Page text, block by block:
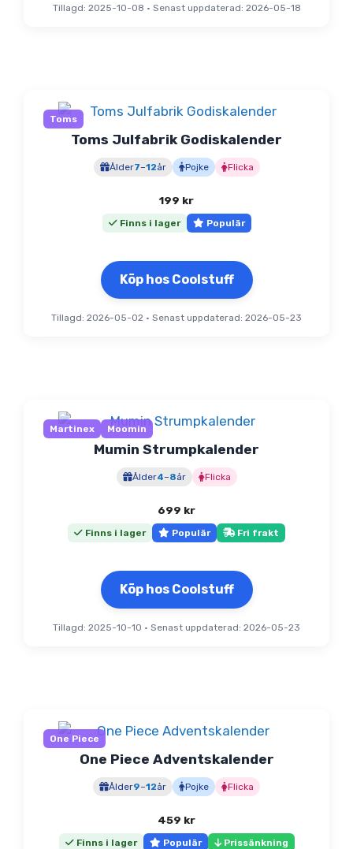
Tillagd: 2025-10-08 • Senast uppdaterad: 2026-05-18
Toms
Toms Julfabrik Godiskalender
Ålder7–12år Pojke Flicka
199 kr
Finns i lager Populär
Köp hos Coolstuff
Tillagd: 2026-05-02 • Senast uppdaterad: 2026-05-23
Martinex Moomin
Mumin Strumpkalender
Ålder4–8år Flicka
699 kr
Finns i lager Populär Fri frakt
Köp hos Coolstuff
Tillagd: 2025-10-10 • Senast uppdaterad: 2026-05-23
One Piece
One Piece Adventskalender
Ålder9–12år Pojke Flicka
459 kr
Finns i lager Populär Prissänkning